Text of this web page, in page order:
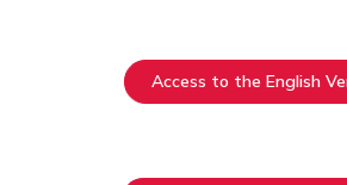
Access to the English